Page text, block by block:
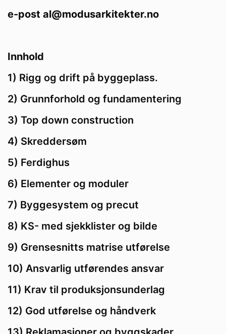
e-post al@modusarkitekter.no
Innhold
1) Rigg og drift på byggeplass.
2) Grunnforhold og fundamentering
3) Top down construction
4) Skreddersøm
5) Ferdighus
6) Elementer og moduler
7) Byggesystem og precut
8) KS- med sjekklister og bilde
9) Grensesnitts matrise utførelse
10) Ansvarlig utførendes ansvar
11) Krav til produksjonsunderlag
12) God utførelse og håndverk